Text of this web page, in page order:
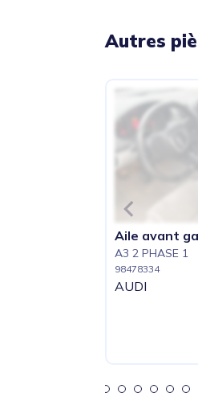
Autres
Aile avant
A3 2 PHASE 1
98478334
AUDI